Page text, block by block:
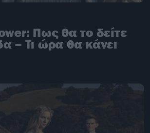
Πως θα το δείτε
– Τι ώρα θα κάνει